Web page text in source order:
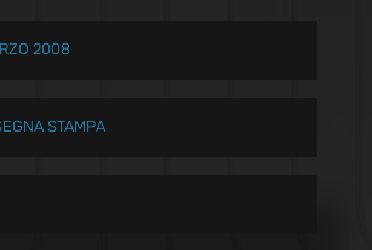
2008
STAMPA